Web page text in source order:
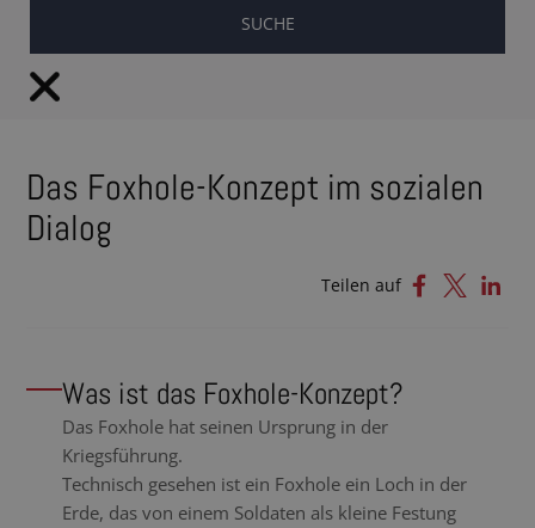
Das Foxhole-Konzept im sozialen
Dialog
Teilen auf
Was ist das Foxhole-Konzept?
Das Foxhole hat seinen Ursprung in der
Kriegsführung.
Technisch gesehen ist ein Foxhole ein Loch in der
Erde, das von einem Soldaten als kleine Festung